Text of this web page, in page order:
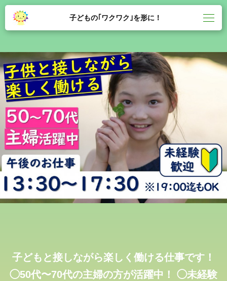
子どもの｢ワクワク｣を形に！
子どもと接しながら楽しく働ける仕事です！
◯50代〜70代の主婦の方が活躍中！
◯未経験